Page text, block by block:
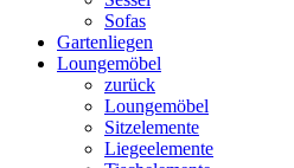
Sofas
Gartenliegen
Loungemöbel
zurück
Loungemöbel
Sitzelemente
Liegeelemente